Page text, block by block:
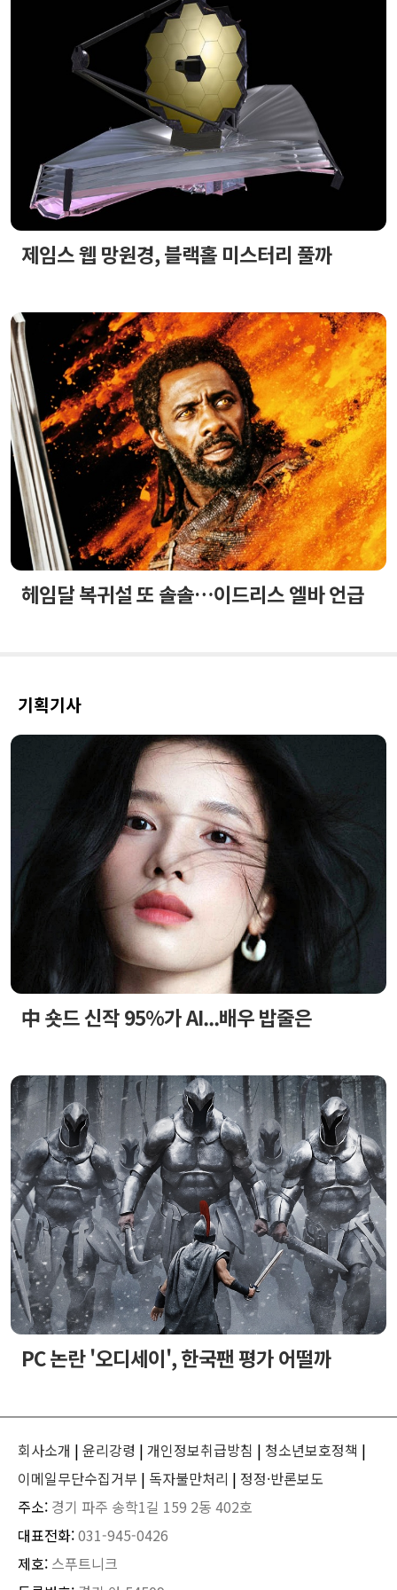
제임스 웹 망원경, 블랙홀 미스터리 풀까
헤임달 복귀설 또 솔솔…이드리스 엘바 언급
기획기사
中 숏드 신작 95%가 AI...배우 밥줄은
PC 논란 '오디세이', 한국팬 평가 어떨까
회사소개 | 윤리강령 | 개인정보취급방침 | 청소년보호정책 |
이메일무단수집거부 | 독자불만처리 | 정정·반론보도
주소: 경기 파주 송학1길 159 2동 402호
대표전화:031-945-0426
제호: 스푸트니크